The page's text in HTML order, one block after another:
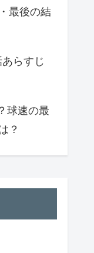
最後の結
らすじ
球速の最
？